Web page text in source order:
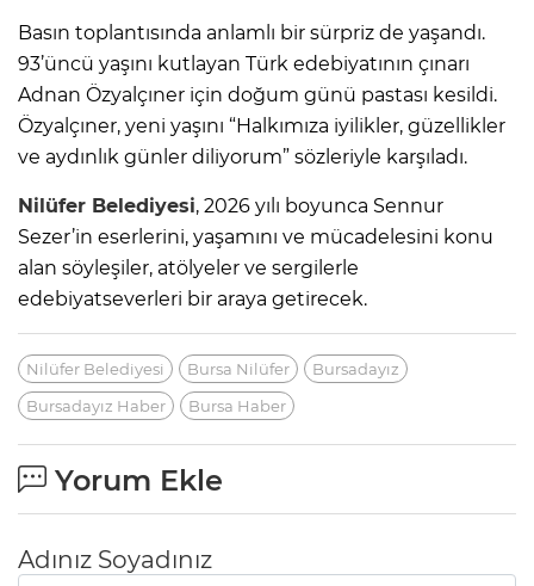
Basın toplantısında anlamlı bir sürpriz de yaşandı.
93’üncü yaşını kutlayan Türk edebiyatının çınarı
Adnan Özyalçıner için doğum günü pastası kesildi.
Özyalçıner, yeni yaşını “Halkımıza iyilikler, güzellikler
ve aydınlık günler diliyorum” sözleriyle karşıladı.
Nilüfer Belediyesi, 2026 yılı boyunca Sennur
Sezer’in eserlerini, yaşamını ve mücadelesini konu
alan söyleşiler, atölyeler ve sergilerle
edebiyatseverleri bir araya getirecek.
Nilüfer Belediyesi Bursa Nilüfer
Bursadayız
Bursadayız Haber
Bursa Haber
Yorum Ekle
Adınız Soyadınız